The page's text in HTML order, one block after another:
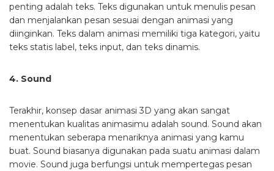
penting adalah teks. Teks digunakan untuk menulis pesan
dan menjalankan pesan sesuai dengan animasi yang
diinginkan. Teks dalam animasi memiliki tiga kategori, yaitu
teks statis label, teks input, dan teks dinamis.
4. Sound
Terakhir, konsep dasar animasi 3D yang akan sangat
menentukan kualitas animasimu adalah sound. Sound akan
menentukan seberapa menariknya animasi yang kamu
buat. Sound biasanya digunakan pada suatu animasi dalam
movie. Sound juga berfungsi untuk mempertegas pesan